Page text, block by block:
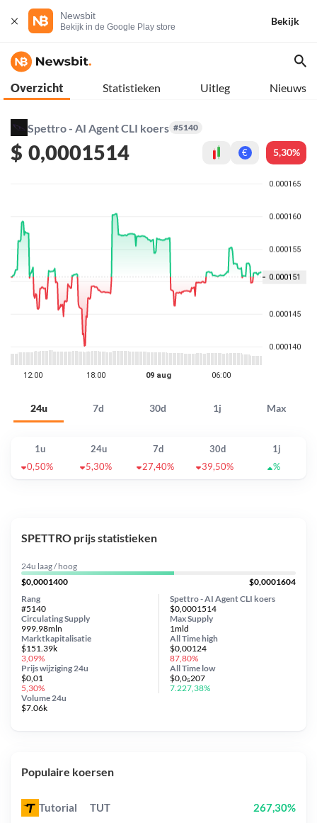
Newsbit
Bekijk in de Google Play store
Bekijk
Overzicht Statistieken Uitleg Nieuws
Spettro - AI Agent CLI koers #5140
$ 0,0001514 € 5,30%
24u 7d 30d 1j Max
1u 24u 7d 30d
1j
0,50%
5,30% 27,40% 39,50% %
SPETTRO prijs statistieken
24u laag / hoog
$0,0001400
$0,0001604
Spettro - AI Agent CLI koers
$0,0001514
Circulating Supply
999.98mln
Prijs wijziging 24u
$0,01
5,30%
Max Supply
1mld
Marktkapitalisatie
$151.39k
3,09%
Volume 24u
$7.06k
Rang
#5140
All Timehigh
$0,00124
87,80%
All Time low
$0,0₅207
7.227,38%
Populaire koersen
Tutorial TUT 267,30%